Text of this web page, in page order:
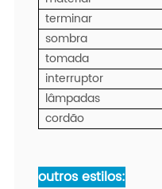
terminar
sombra
tomada
interruptor
lâmpadas
cordão
outros estilos: